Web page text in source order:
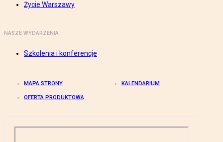
Życie Warszawy
NASZE WYDARZENIA
Szkolenia i konferencje
MAPA STRONY KALENDARIUM
OFERTA PRODUKTOWA